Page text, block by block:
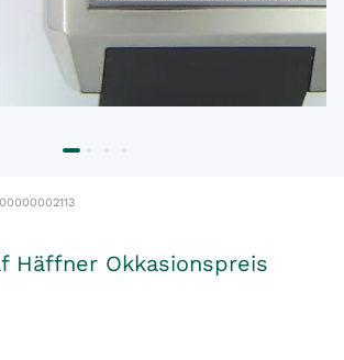
Häffner Okkasionspreis